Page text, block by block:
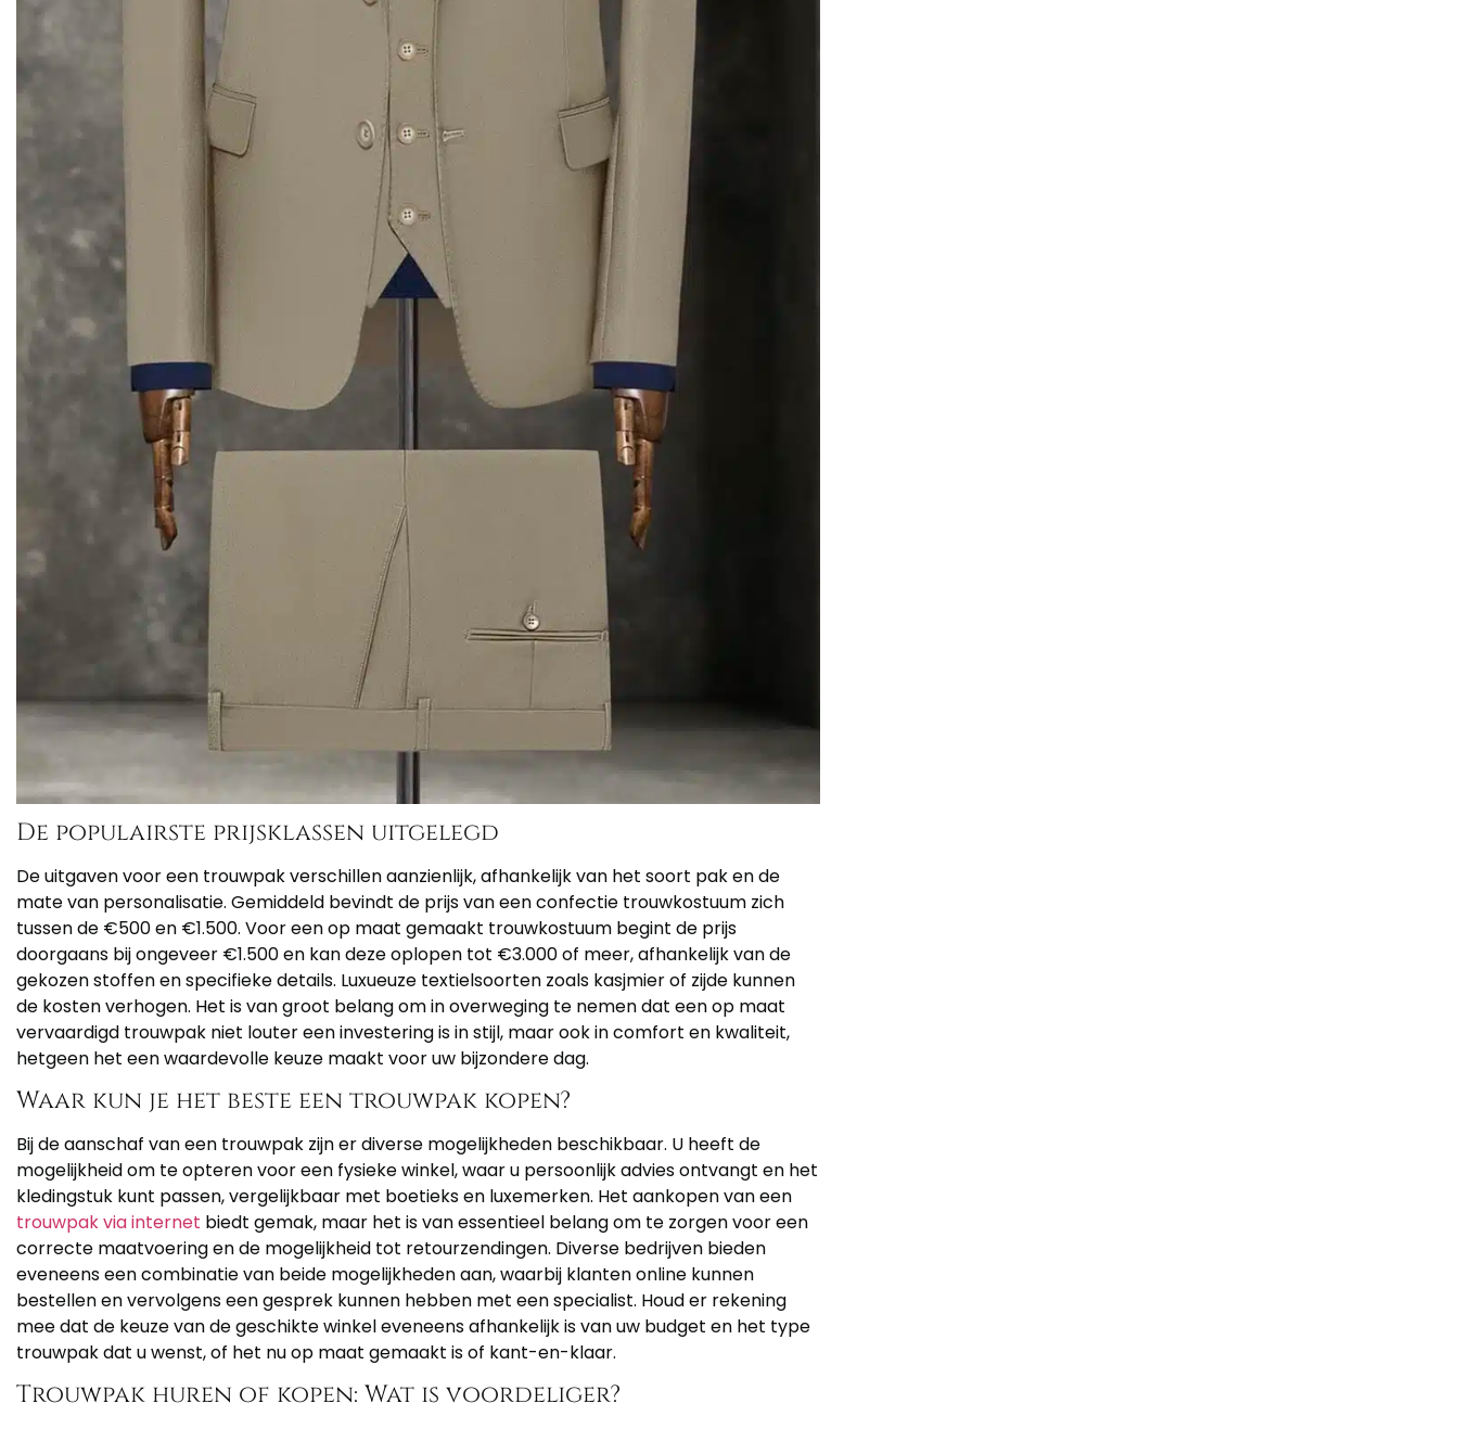
De populairste prijsklassen uitgelegd
De uitgaven voor een trouwpak verschillen aanzienlijk, afhankelijk van het soort pak en de
mate van personalisatie. Gemiddeld bevindt de prijs van een confectie trouwkostuum zich
tussen de €500 en €1.500. Voor een op maat gemaakt trouwkostuum begint de prijs
doorgaans bij ongeveer €1.500 en kan deze oplopen tot €3.000 of meer, afhankelijk van de
gekozen stoffen en specifieke details. Luxueuze textielsoorten zoals kasjmier of zijde kunnen
de kosten verhogen. Het is van groot belang om in overweging te nemen dat een op maat
vervaardigd trouwpak niet louter een investering is in stijl, maar ook in comfort en kwaliteit,
hetgeen het een waardevolle keuze maakt voor uw bijzondere dag.
Waar kun je het beste een trouwpak kopen?
Bij de aanschaf van een trouwpak zijn er diverse mogelijkheden beschikbaar. U heeft de
mogelijkheid om te opteren voor een fysieke winkel, waar u persoonlijk advies ontvangt en het
kledingstuk kunt passen, vergelijkbaar met boetieks en luxemerken. Het aankopen van een
trouwpak via internet biedt gemak, maar het is van essentieel belang om te zorgen voor een
correcte maatvoering en de mogelijkheid tot retourzendingen. Diverse bedrijven bieden
eveneens een combinatie van beide mogelijkheden aan, waarbij klanten online kunnen
bestellen en vervolgens een gesprek kunnen hebben met een specialist. Houd er rekening
mee dat de keuze van de geschikte winkel eveneens afhankelijk is van uw budget en het type
trouwpak dat u wenst, of het nu op maat gemaakt is of kant-en-klaar.
Trouwpak huren of kopen: Wat is voordeliger?